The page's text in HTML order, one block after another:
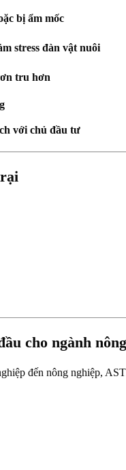
bị ẩm mốc
stress đàn vật nuôi
tru hơn
với chủ đầu tư
cho ngành
đến nông nghiệp,